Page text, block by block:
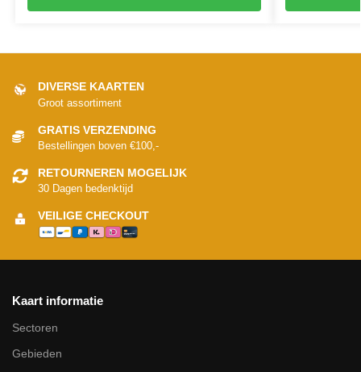
DIVERSE KAARTEN
Groot assortiment
GRATIS VERZENDING
Bestellingen boven €100,-
RETOURNEREN MOGELIJK
30 Dagen bedenktijd
VEILIGE CHECKOUT
Kaart informatie
Sectoren
Gebieden